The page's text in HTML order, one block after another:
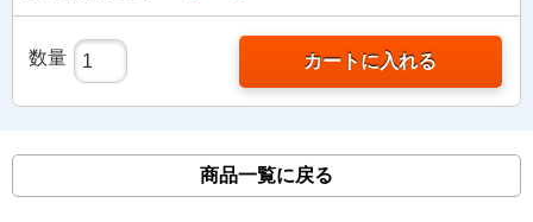
数量 カートに入れる
商品一覧に戻る